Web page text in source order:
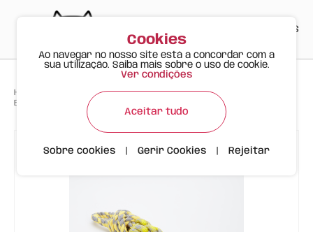
ES
Happy Meow Produtos > Para Cães Felizes >
Brinquedo de Corda Cão V/A FOFOS
Cookies
Ao navegar no nosso site está a concordar com a
sua utilização. Saiba mais sobre o uso de cookie.
Ver condições
Aceitar tudo
Sobre cookies Gerir Cookies Rejeitar